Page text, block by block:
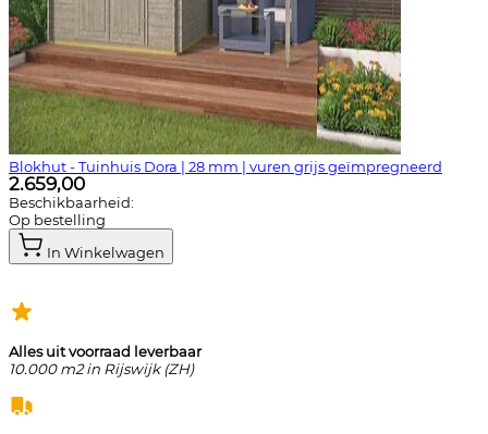
Blokhut - Tuinhuis Dora | 28 mm | vuren grijs geïmpregneerd
2.659,00
Beschikbaarheid:
Op bestelling
In Winkelwagen
Alles uit voorraad leverbaar
10.000 m2 in Rijswijk (ZH)